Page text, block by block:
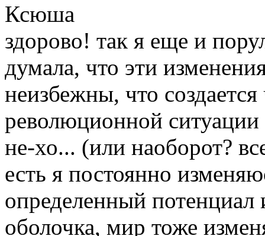
Ксюша
здорово! так я еще и
думала, что эти
неизбежны, что
революционной
не-хо... (или наоборот?
есть я постоянно
определенный потенциал
оболочка, мир тоже